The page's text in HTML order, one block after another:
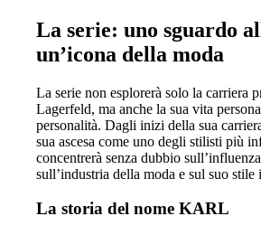
La serie: uno sguardo
un’icona della moda
La serie non esplorerà solo la carriera
Lagerfeld, ma anche la sua vita
personalità. Dagli inizi della sua
sua ascesa come uno degli stilisti più
concentrerà senza dubbio
sull’industria della moda e sul suo
La storia del nome KARL